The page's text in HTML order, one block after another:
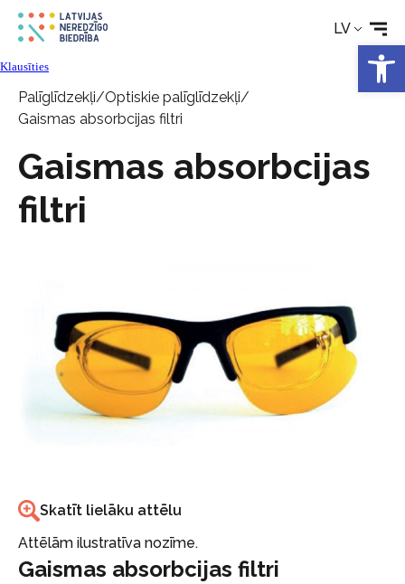
LV
Tehniskie palīglīdzekļi
Aktualitātes
Pakalpojumi
Par biedrību
Klausīties
Palīglīdzekļi/Optiskie palīglīdzekļi/
Gaismas absorbcijas filtri
Gaismas absorbcijas
filtri
Skatīt lielāku attēlu
Attēlām ilustratīva nozīme.
Gaismas absorbcijas filtri